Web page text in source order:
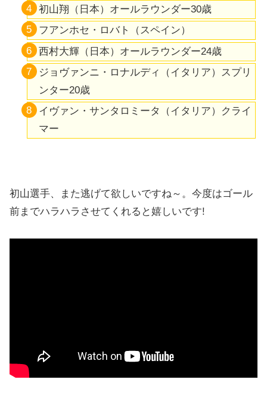
初山翔（日本）オールラウンダー30歳
フアンホセ・ロバト（スペイン）
西村大輝（日本）オールラウンダー24歳
ジョヴァンニ・ロナルディ（イタリア）スプリ
ンター20歳
イヴァン・サンタロミータ（イタリア）クライ
マー
初山選手、また逃げて欲しいですね～。今度はゴール
前までハラハラさせてくれると嬉しいです!